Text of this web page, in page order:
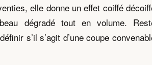
elle donne un effet coiffé
dégradé tout en volume.
s’il s’agit d’une coupe